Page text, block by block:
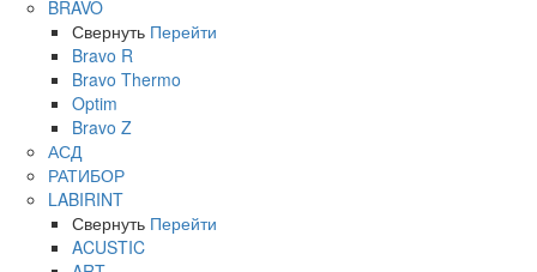
BRAVO
Свернуть Перейти
Bravo R
Bravo Thermo
Optim
Bravo Z
АСД
РАТИБОР
LABIRINT
Свернуть Перейти
ACUSTIC